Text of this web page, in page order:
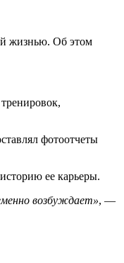
жизнью. Об этом
фотоотчеты
ее карьеры.
возбуждает», —